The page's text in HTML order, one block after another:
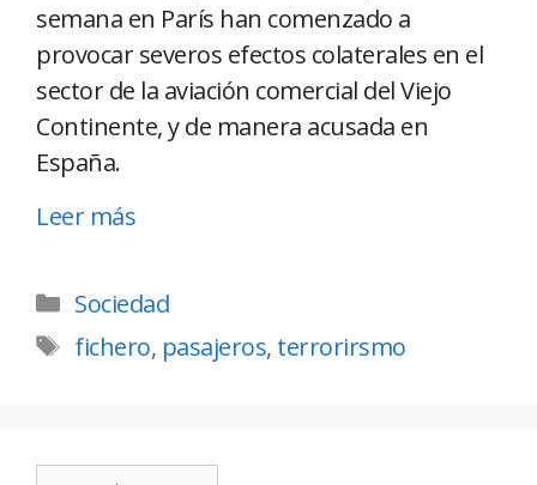
semana en París han comenzado a
provocar severos efectos colaterales en el
sector de la aviación comercial del Viejo
Continente, y de manera acusada en
España.
Leer más
Sociedad
fichero, pasajeros, terrorirsmo